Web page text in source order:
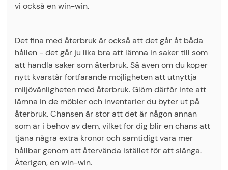
vi också en win-win.
Det fina med återbruk är också att det går åt båda
hållen - det går ju lika bra att lämna in saker till som
att handla saker som återbruk. Så även om du köper
nytt kvarstår fortfarande möjligheten att utnyttja
miljövänligheten med återbruk. Glöm därför inte att
lämna in de möbler och inventarier du byter ut på
återbruk. Chansen är stor att det är någon annan
som är i behov av dem, vilket för dig blir en chans att
tjäna några extra kronor och samtidigt vara mer
hållbar genom att återvända istället för att slänga.
Återigen, en win-win.